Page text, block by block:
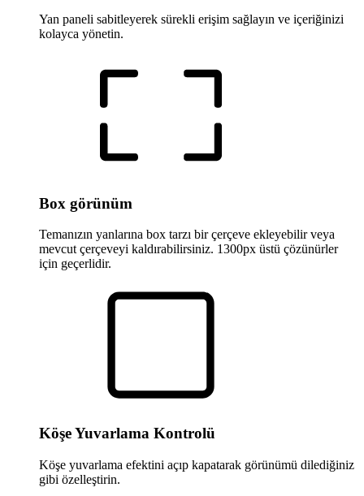
Yan paneli sabitleyerek sürekli erişim sağlayın ve içeriğinizi
kolayca yönetin.
Box görünüm
Temanızın yanlarına box tarzı bir çerçeve ekleyebilir veya
mevcut çerçeveyi kaldırabilirsiniz. 1300px üstü çözünürler
için geçerlidir.
Köşe Yuvarlama Kontrolü
Köşe yuvarlama efektini açıp kapatarak görünümü dilediğiniz
gibi özelleştirin.